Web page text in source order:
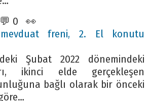
💬 0 👀
mevduat freni, 2. El konutu
Şubat 2022 dönemindeki
ikinci elde gerçekleşen
bağlı olarak bir önceki